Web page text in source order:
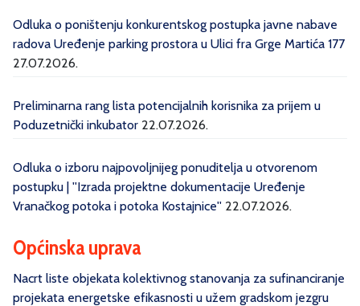
Odluka o poništenju konkurentskog postupka javne nabave
radova Uređenje parking prostora u Ulici fra Grge Martića 177
27.07.2026.
Preliminarna rang lista potencijalnih korisnika za prijem u
Poduzetnički inkubator 22.07.2026.
Odluka o izboru najpovoljnijeg ponuditelja u otvorenom
postupku | ''Izrada projektne dokumentacije Uređenje
Vranačkog potoka i potoka Kostajnice'' 22.07.2026.
Općinska uprava
Nacrt liste objekata kolektivnog stanovanja za sufinanciranje
projekata energetske efikasnosti u užem gradskom jezgru